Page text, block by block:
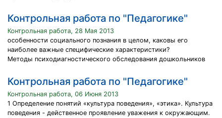
Контрольная работа по "Педагогике"
Контрольная работа, 28 Мая 2013
особенности социального познания в целом, каковы его
наиболее важные специфические характеристики?
Методы психодиагностического обследования дошкольников
Контрольная работа по "Педагогике"
Контрольная работа, 06 Июня 2013
1 Определение понятий «культура поведения», «этика». Культура
поведения - действенное проявление уважения к окружающим.